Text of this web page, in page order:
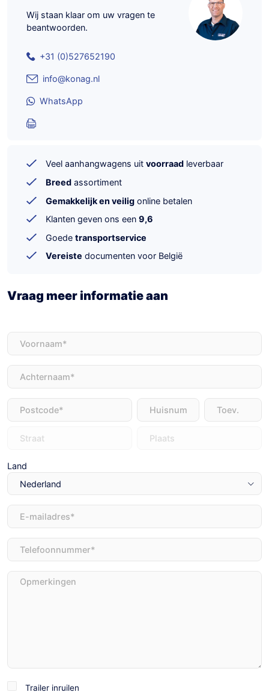
Wij staan klaar om uw vragen te
beantwoorden.
+31 (0)527652190
info@konag.nl
WhatsApp
Veel aanhangwagens uit voorraad leverbaar
Breed assortiment
Gemakkelijk en veilig online betalen
Klanten geven ons een 9,6
Goede transportservice
Vereiste documenten voor België
Vraag meer informatie aan
Voornaam
Achternaam
Adres
Land
E-
mailadres(Vereist)
Telefoon
Opmerkingen
TrailerTrailer inruilen